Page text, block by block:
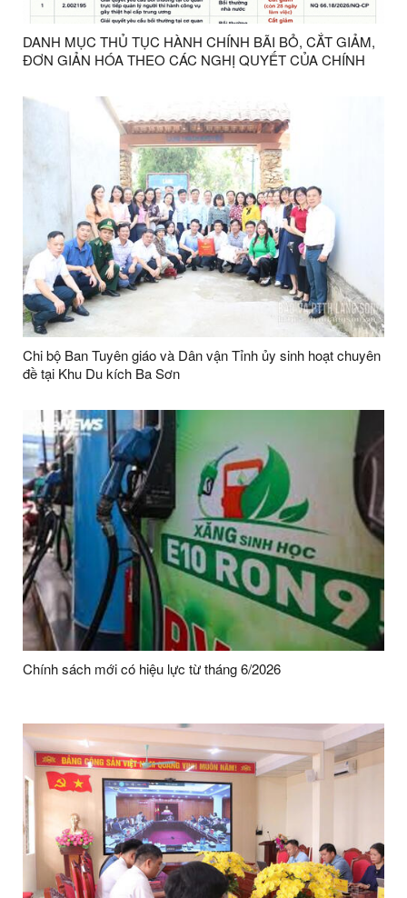
DANH MỤC THỦ TỤC HÀNH CHÍNH BÃI BỎ, CẮT GIẢM,
ĐƠN GIẢN HÓA THEO CÁC NGHỊ QUYẾT CỦA CHÍNH
Chi bộ Ban Tuyên giáo và Dân vận Tỉnh ủy sinh hoạt chuyên
đề tại Khu Du kích Ba Sơn
Chính sách mới có hiệu lực từ tháng 6/2026